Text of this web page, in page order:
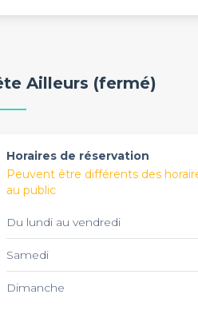
Ailleurs (fermé)
Horaires de réservation
Peuvent être différents des
au public
Du lundi au vendredi
Samedi
Dimanche